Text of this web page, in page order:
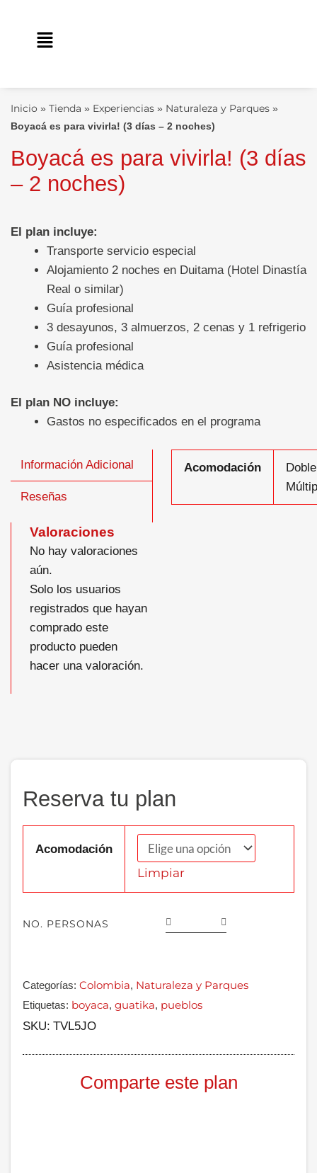
Main
Inicio » Tienda » Experiencias » Naturaleza y Parques »
Boyacá es para vivirla! (3 días – 2 noches)
Boyacá es para vivirla! (3 días
– 2 noches)
El plan incluye:
Transporte servicio especial
Alojamiento 2 noches en Duitama (Hotel Dinastía
Real o similar)
Guía profesional
3 desayunos, 3 almuerzos, 2 cenas y 1 refrigerio
Guía profesional
Asistencia médica
El plan NO incluye:
Gastos no especificados en el programa
Información Adicional
Reseñas
Acomodación
Valoraciones
No hay valoraciones
aún.
Solo los usuarios
registrados que hayan
comprado este
producto pueden
hacer una valoración.
Reserva tu plan
Acomodación
Limpiar
NO. PERSONAS
Categorías: Colombia, Naturaleza y Parques
Etiquetas: boyaca, guatika, pueblos
SKU: TVL5JO
Comparte este plan